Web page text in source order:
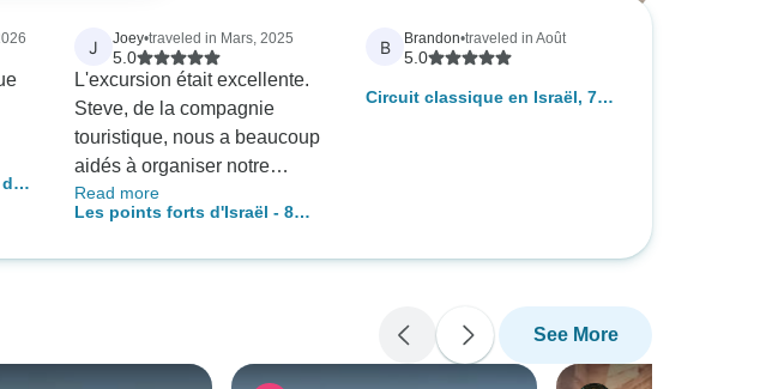
J Joey•traveled in Mars, 2025
5.0
L'excursion était excellente.
Steve, de la compagnie
touristique, nous a beaucoup
aidés à organiser notre
voyage. Notre guide, Chava
Haugen, a fait un travail
d'un point de vue biblique et
Read more
Les points forts d'Israël - 8
B Brandon•traveled in Août
5.0
Circuit classique en Israël, 7
See More